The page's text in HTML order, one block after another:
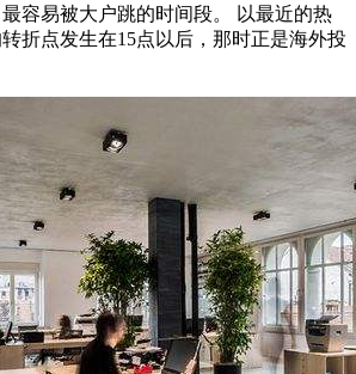
容易被大户跳的时间段。 以最近的热
折点发生在15点以后，那时正是海外投